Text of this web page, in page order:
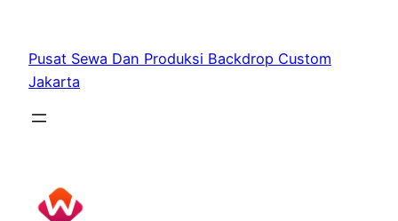
content
Pusat Sewa Dan Produksi Backdrop Custom
Jakarta